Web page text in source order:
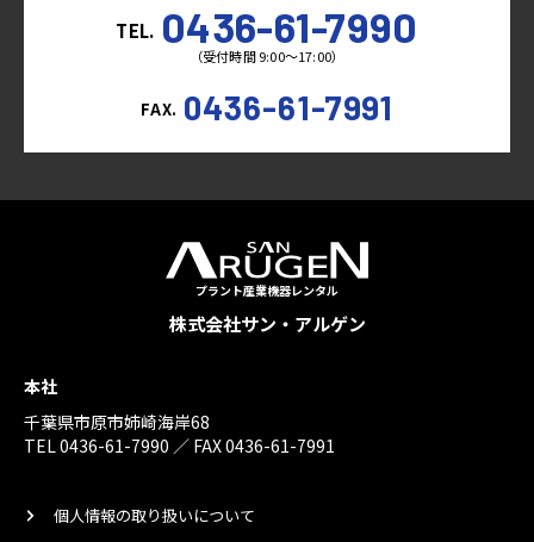
TEL. 0436-61-7990
（受付時間 9:00～17:00）
FAX. 0436-61-7991
プラント産業機器レンタル
株式会社サン・アルゲン
本社
千葉県市原市姉崎海岸68
TEL 0436-61-7990 ／ FAX 0436-61-7991
個人情報の取り扱いについて